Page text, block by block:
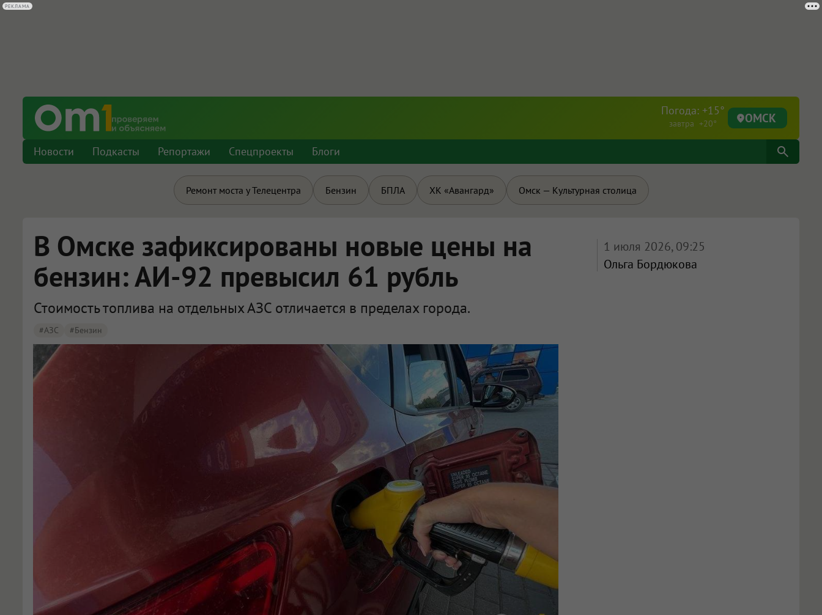
Погода: +15°
завтра +20° ОМСК
Новости Подкасты Репортажи Спецпроекты Блоги
Ремонт моста у Телецентра Бензин БПЛА ХК «Авангард» Омск — Культурная столица
В Омске зафиксированы новые цены на
бензин: АИ-92 превысил 61 рубль
Стоимость топлива на отдельных АЗС отличается в пределах города.
#АЗС #бензин
1 июля 2026, 09:25
Ольга Бордюкова
РЕКЛАМА